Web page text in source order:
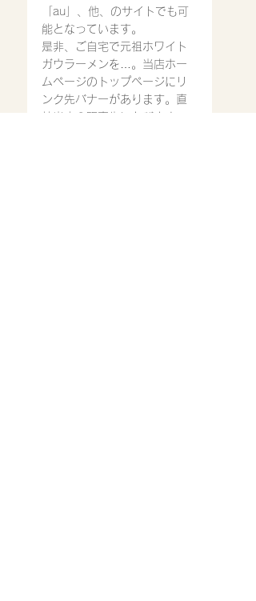
「au」、他、のサイトでも可
能となっています。
是非、ご自宅で元祖ホワイト
ガウラーメンを…。当店ホー
ムページのトップページにリ
ンク先バナーがあります。直